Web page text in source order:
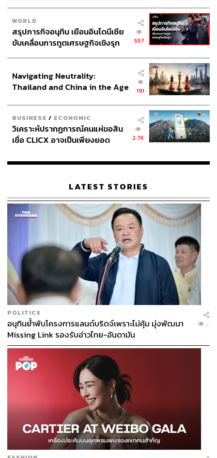
ด้วยความเป็นผู้เล่นระดับ ‘เวิลด์คลาส’ ของจริง เคยอยู่กับ
หินที่สุดของโลกมาแล้ว ทำให้แม้จะอยู่กับทีมที่เคยลำบากอ
รวดเร็วในฤดูกาลแรก
จากจุดเริ่มต้นด้วยการโหม่งทำประตูแรก และฉลองประตูด้วย
ท่า ‘พุ่ง’ (Dive) ซึ่งมีที่มาจากคำล้อเลียนว่าเขาเป็นนักเตะจอม
พุ่งในกรอบเขตโทษ (แน่นอนว่าเจ้าตัวไม่ชอบเอาเสียเลย!) ทำ
ให้แฟนๆ สเปอร์สให้การต้อนรับเขาเข้าสู่ประตูหัวใจอย่าง
รวดเร็ว แต่มากกว่านั้นคือแฟนทีมอื่น (อาจจะยกเว้น
อาร์เซนอล) เองก็พลอยตื่นเต้นไปกับเขาด้วย
เพราะอย่างที่บอกคลินส์มันน์เป็นนักเตะในระดับโลก และใน
ยุคสมัยนั้นฟุตบอลอังกฤษไม่ได้มีผู้เล่นใน ‘คลาส’ ระดับนี้
มากมายนัก
การได้ดู คลินส์มันน์ เล่น จึงเป็นหนึ่งในความสุขของแฟนบอล
ยุคสมัยดังกล่าว เป็นนักฟุตบอลที่คู่ควรต่อการตีตั๋วเข้าไปชม
เกมในสนามหรือนั่งถ่างตารอชมฟอร์มการเล่นจากการ
ถ่ายทอดสดทุกครั้งที่มีโอกาส
จุดเด่นของคลินส์มันน์คือเซนส์ในการทำประตูที่อยู่ในระดับ
สุดยอดของโลก เขาทำประตูได้ทุกรูปแบบอย่างแท้จริง มีจมูก
ที่ไวต่อการล่าตาข่าย จนได้รับการตั้งสมญาจากผู้อาวุโส
วงการข่าวลูกหนังไทยว่า ‘ฉลามขาว’ ที่หากได้กลิ่นคาวเลือด
ก็พร้อมตะครุบเหยื่อทันที
WORLD
สรุปภารกิจอนุทิน เยือนอินโดนีเซีย
ขับเคลื่อนการทูตเศรษฐกิจเชิงรุก
557
Navigating Neutrality:
Thailand and China in the Age
191
BUSINESS / ECONOMIC
วิเคราะห์ปรากฏการณ์คนแห่ขอสิน
เชื่อ CLICX อาจเป็นเพียงยอด
เรือนไทยที่ถูกซุกไว้
2.7K
LATEST STORIES
POLITICS
อนุทินย้ำพับโครงการแลนด์บริดจ์เพราะไม่คุ้ม มุ่งพัฒนา
Missing Link รองรับอ่าวไทย-อันดามัน
...